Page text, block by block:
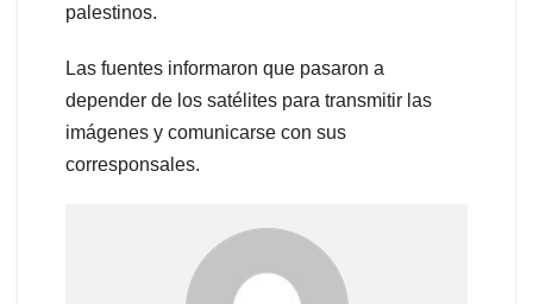
palestinos.
Las fuentes informaron que pasaron a
depender de los satélites para transmitir las
imágenes y comunicarse con sus
corresponsales.